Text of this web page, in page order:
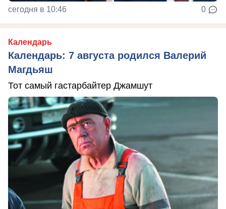
сегодня в 10:46 0
Календарь
Календарь: 7 августа родился Валерий
Магдьяш
Тот самый гастарбайтер Джамшут